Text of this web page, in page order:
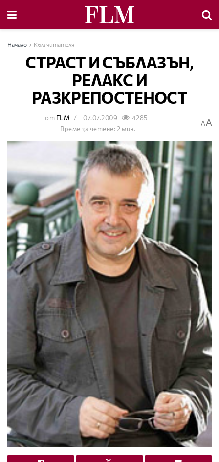
Начало Към читателя
СТРАСТ И СЪБЛАЗЪН,
РЕЛАКС И
РАЗКРЕПОСТЕНОСТ
от FLM 07.07.2009
4285
Време за четене: 2 мин.
AA